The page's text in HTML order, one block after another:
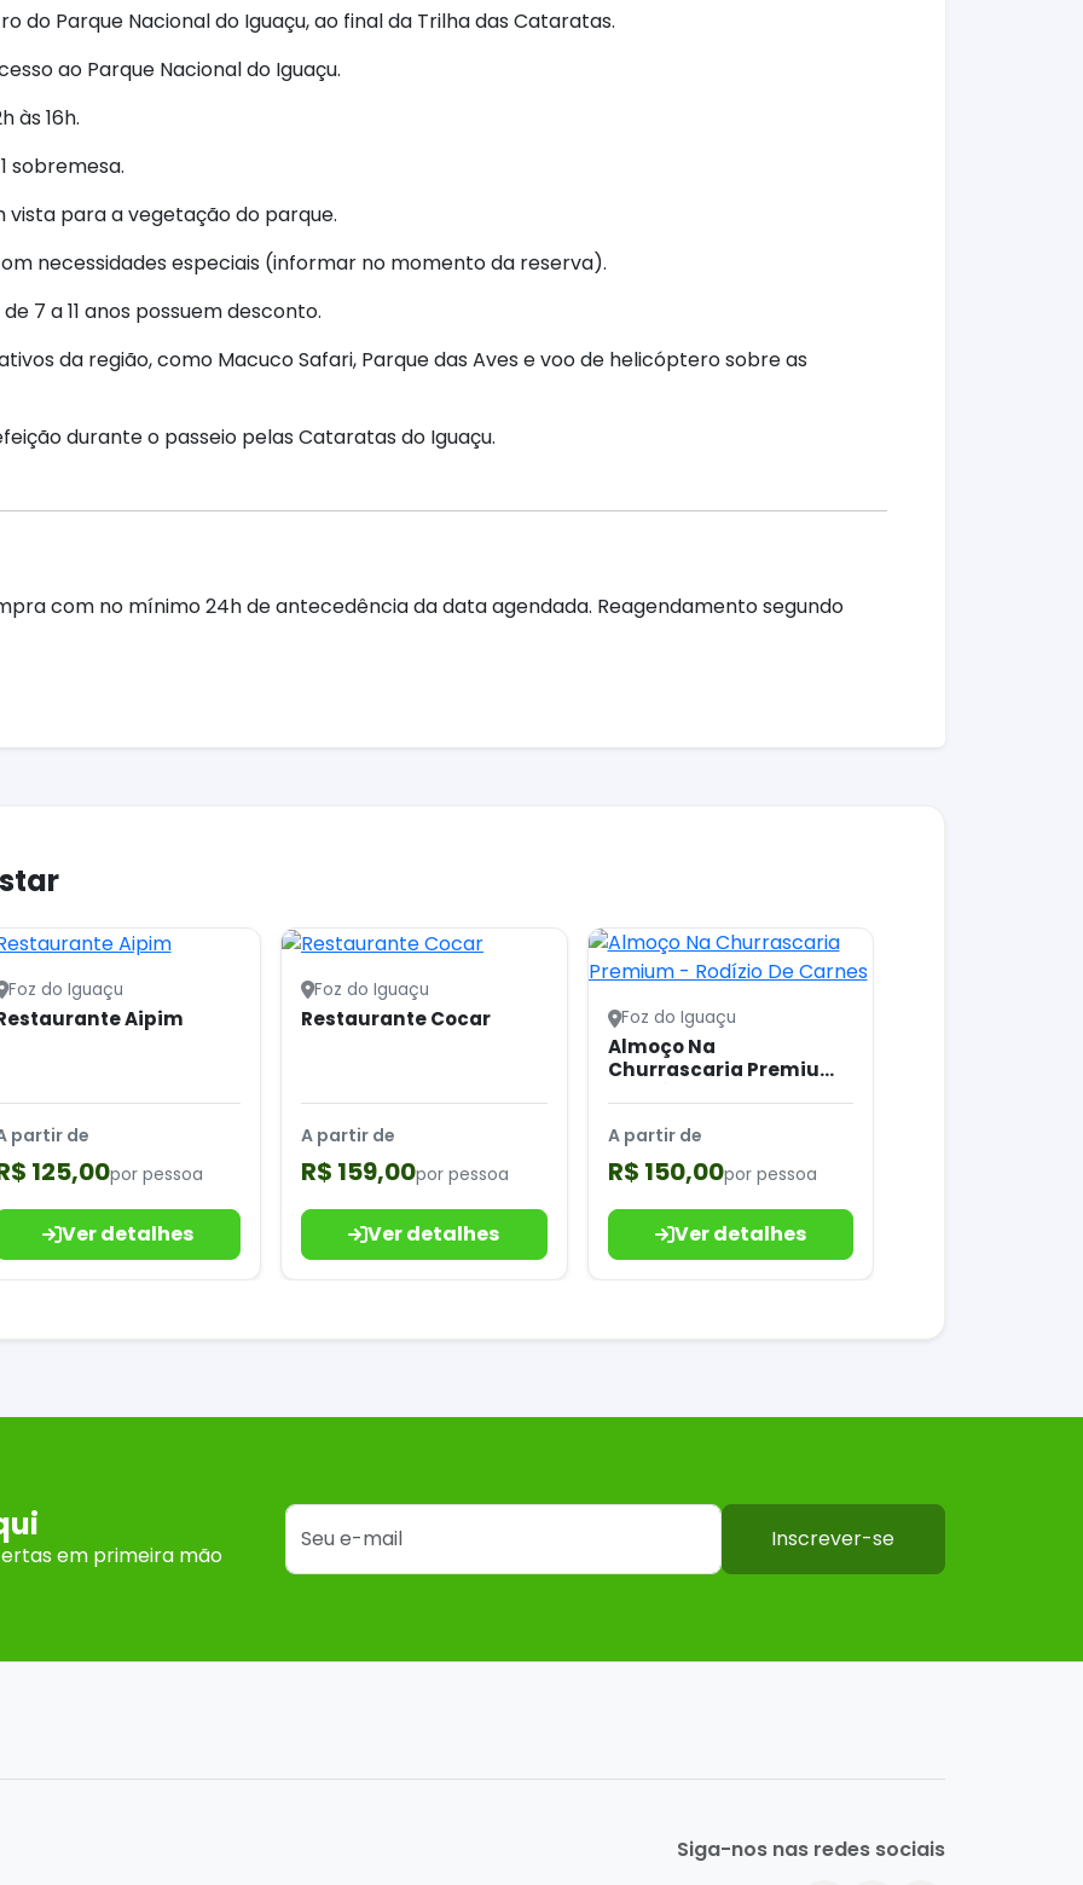
do Parque Nacional do Iguaçu, ao final da Trilha das Cataratas.
ao Parque Nacional do Iguaçu.
às 16h.
sobremesa.
para a vegetação do parque.
necessidades especiais (informar no momento da reserva).
7 a 11 anos possuem desconto.
da região, como Macuco Safari, Parque das Aves e voo de helicóptero sobre as
durante o passeio pelas Cataratas do Iguaçu.
com no mínimo 24h de antecedência da data agendada. Reagendamento segundo
Foz do Iguaçu
Aipim
partir de
125,00por pessoa
Ver detalhes
Foz do Iguaçu
Restaurante Cocar
A partir de
R$ 159,00por pessoa
Ver detalhes
Foz do Iguaçu
Almoço Na
Churrascaria Premium
A partir de
R$ 150,00por pessoa
Ver detalhes
em primeira mão
Inscrever-se
Siga-nos nas redes sociais